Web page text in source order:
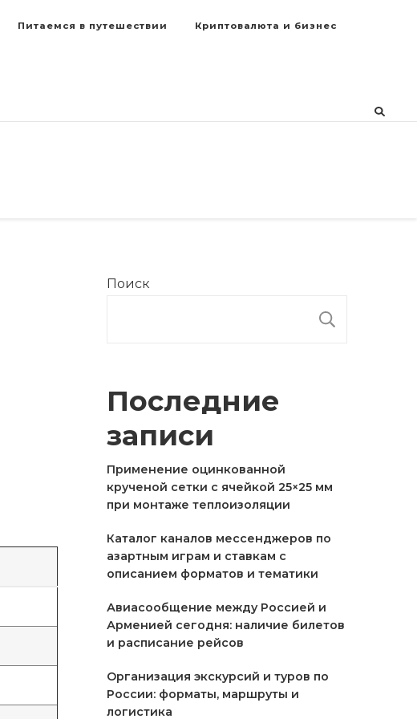
Питаемся в путешествии Криптовалюта и бизнес
Поиск
Последние
записи
Применение оцинкованной
крученой сетки с ячейкой 25×25 мм
при монтаже теплоизоляции
Каталог каналов мессенджеров по
азартным играм и ставкам с
описанием форматов и тематики
Авиасообщение между Россией и
Арменией сегодня: наличие билетов
и расписание рейсов
Организация экскурсий и туров по
России: форматы, маршруты и
логистика